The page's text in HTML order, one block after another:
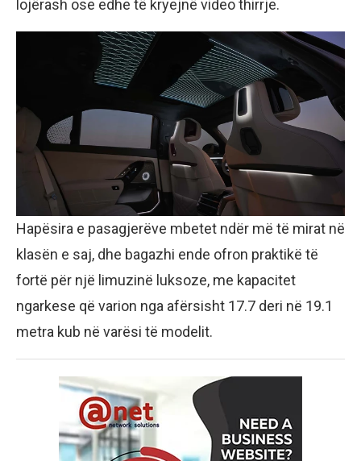
lojërash ose edhe të kryejnë video thirrje.
Hapësira e pasagjerëve mbetet ndër më të mirat në
klasën e saj, dhe bagazhi ende ofron praktikë të
fortë për një limuzinë luksoze, me kapacitet
ngarkese që varion nga afërsisht 17.7 deri në 19.1
metra kub në varësi të modelit.